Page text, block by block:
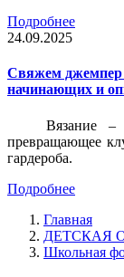
Подробнее
24.09.2025
Свяжем джемпер
начинающих и
Вязание –
превращающее
гардероба.
Подробнее
Главная
ДЕТСКАЯ
Школьная